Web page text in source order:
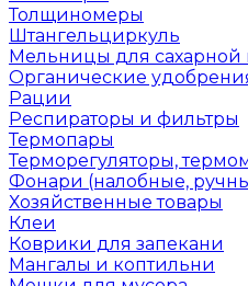
Толщиномеры
Штангельциркуль
Мельницы для сахарной
Органические
Рации
Респираторы и фильтры
Термопары
Терморегуляторы,
Фонари (налобные,
Хозяйственные товары
Клеи
Коврики для запекани
Мангалы и коптильни